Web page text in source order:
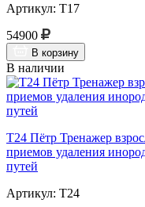
Артикул: Т17
54900
В корзину
В наличии
Т24 Пётр Тренажер
приемов удаления
путей
Артикул: Т24